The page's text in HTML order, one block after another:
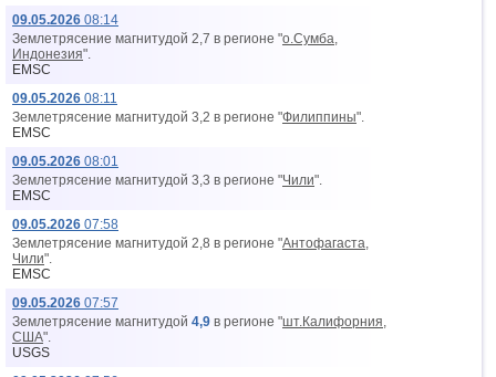
09.05.2026 08:14
Землетрясение магнитудой 2,7 в регионе "о.Сумба,
Индонезия".
EMSC
09.05.2026 08:11
Землетрясение магнитудой 3,2 в регионе "Филиппины".
EMSC
09.05.2026 08:01
Землетрясение магнитудой 3,3 в регионе "Чили".
EMSC
09.05.2026 07:58
Землетрясение магнитудой 2,8 в регионе "Антофагаста,
Чили".
EMSC
09.05.2026 07:57
Землетрясение магнитудой 4,9 в регионе "шт.Калифорния,
США".
USGS